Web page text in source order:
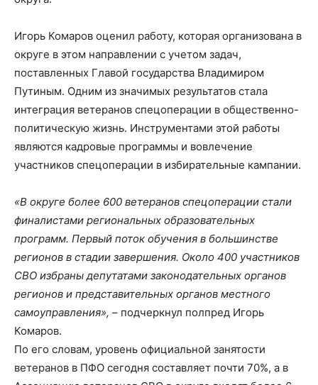
Игорь Комаров оценил работу, которая организована в
округе в этом направлении с учетом задач,
поставленных Главой государства Владимиром
Путиным. Одним из значимых результатов стала
интеграция ветеранов спецоперации в общественно-
политическую жизнь. Инструментами этой работы
являются кадровые программы и вовлечение
участников спецоперации в избирательные кампании.
«В округе более 600 ветеранов спецоперации стали
финалистами региональных образовательных
программ. Первый поток обучения в большинстве
регионов в стадии завершения. Около 400 участников
СВО избраны депутатами законодательных органов
регионов и представительных органов местного
самоуправления», – подчеркнул полпред Игорь
Комаров.
По его словам, уровень официальной занятости
ветеранов в ПФО сегодня составляет почти 70%, а в